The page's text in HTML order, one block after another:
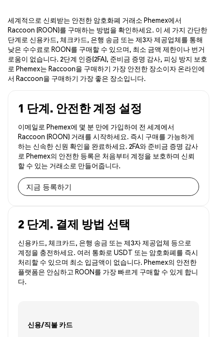
세계적으로 신뢰받는 안전한 암호화폐 거래소 Phemex에서
Raccoon (ROON)를 구매하는 방법을 확인하세요. 이 세 가지 간단한
단계로 신용카드, 체크카드, 은행 송금 또는 제3자 제공업체를 통해
낮은 수수료로 ROON를 구매할 수 있으며, 최소 금액 제한이나 번거
로움이 없습니다. 2단계 인증(2FA), 준비금 증명 감사, 피싱 방지 보호
로 Phemex는 Raccoon을 구매하기 가장 안전한 장소이자 온라인에
서 Raccoon을 구매하기 가장 좋은 장소입니다.
1 단계. 안전한 계정 설정
이메일로 Phemex에 몇 분 만에 가입하여 전 세계에서
Raccoon (ROON) 거래를 시작하세요. 즉시 구매를 가능하게
하는 신속한 신원 확인을 완료하세요. 2FA와 준비금 증명 감사
로 Phemex의 안전한 등록은 처음부터 계정을 보호하며 신뢰
할 수 있는 거래소로 만들어줍니다.
지금 등록하기
2 단계. 결제 방법 선택
신용카드, 체크카드, 은행 송금 또는 제3자 제공업체 등으로
계정을 충전하세요. 여러 통화로 USDT 또는 암호화폐를 즉시
처리할 수 있으며 최소 입금액이 없습니다. Phemex의 안전한
플랫폼은 안심하고 ROON를 가장 빠르게 구매할 수 있게 합니
다.
신용/직불 카드